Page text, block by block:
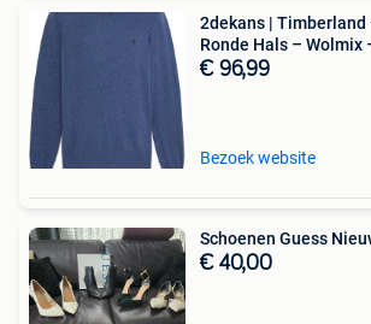
2dekans |
Ronde Hals – Wolmix
€ 96,99
Bezoek website
Schoenen Guess
€ 40,00